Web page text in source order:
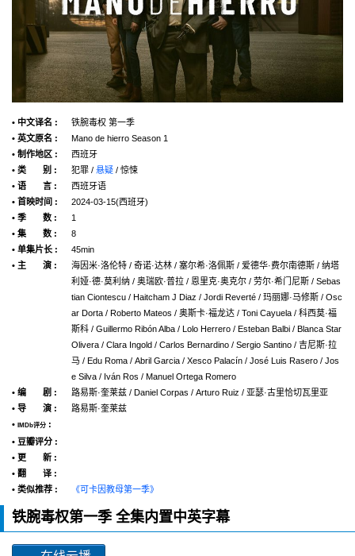
• 中文译名 :
铁腕毒权 第一季
• 英文原名 :
Mano de hierro Season 1
• 制作地区 :
西班牙
• 类 别 :
犯罪 / 悬疑 / 惊悚
• 语 言 :
西班牙语
• 首映时间 :
2024-03-15(西班牙)
• 季 数 :
1
• 集 数 :
8
• 单集片长 :
45min
• 主 演 :
海因米·洛伦特 / 奇诺·达林 / 塞尔希·洛佩斯 / 爱德华·费尔南德斯 / 纳塔
利娅·德·莫利纳 / 奥瑞欧·普拉 / 恩里克·奥克尔 / 劳尔·希门尼斯 / Sebas
tian Ciontescu / Haitcham J Diaz / Jordi Reverté / 玛丽娜·马修斯 / Osc
ar Dorta / Roberto Mateos / 奥斯卡·福龙达 / Toni Cayuela / 科西莫·福
斯科 / Guillermo Ribón Alba / Lolo Herrero / Esteban Balbi / Blanca Star
Olivera / Clara Ingold / Carlos Bernardino / Sergio Santino / 吉尼斯·拉
马 / Edu Roma / Abril Garcia / Xesco Palacín / José Luis Rasero / Jos
e Silva / Iván Ros / Manuel Ortega Romero
• 编 剧 :
路易斯·奎莱兹 / Daniel Corpas / Arturo Ruiz / 亚瑟·古里恰切瓦里亚
• 导 演 :
路易斯·奎莱兹
•
IMDb评分 :
• 豆瓣评分 :
• 更 新 :
• 翻 译 :
• 类似推荐 :
《可卡因教母第一季》
铁腕毒权第一季 全集内置中英字幕